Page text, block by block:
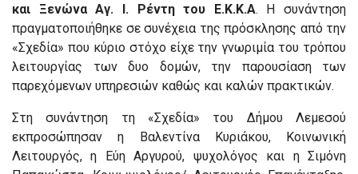
και Ξενώνα Αγ. Ι. Ρέντη του Ε.Κ.Κ.Α. Η συνάντηση
πραγματοποιήθηκε σε συνέχεια της πρόσκλησης από την
«Σχεδία» που κύριο στόχο είχε την γνωριμία του τρόπου
λειτουργίας των δυο δομών, την παρουσίαση των
παρεχόμενων υπηρεσιών καθώς και καλών πρακτικών.
Στη συνάντηση τη «Σχεδία» του Δήμου Λεμεσού
εκπροσώπησαν η Βαλεντίνα Κυριάκου, Κοινωνική
Λειτουργός, η Εύη Αργυρού, ψυχολόγος και η Σιμόνη